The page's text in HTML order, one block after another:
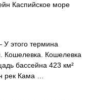
Каспийское море
этого термина
Кошелевка. Кошелевка
бассейна 423 км²
рек Кама …